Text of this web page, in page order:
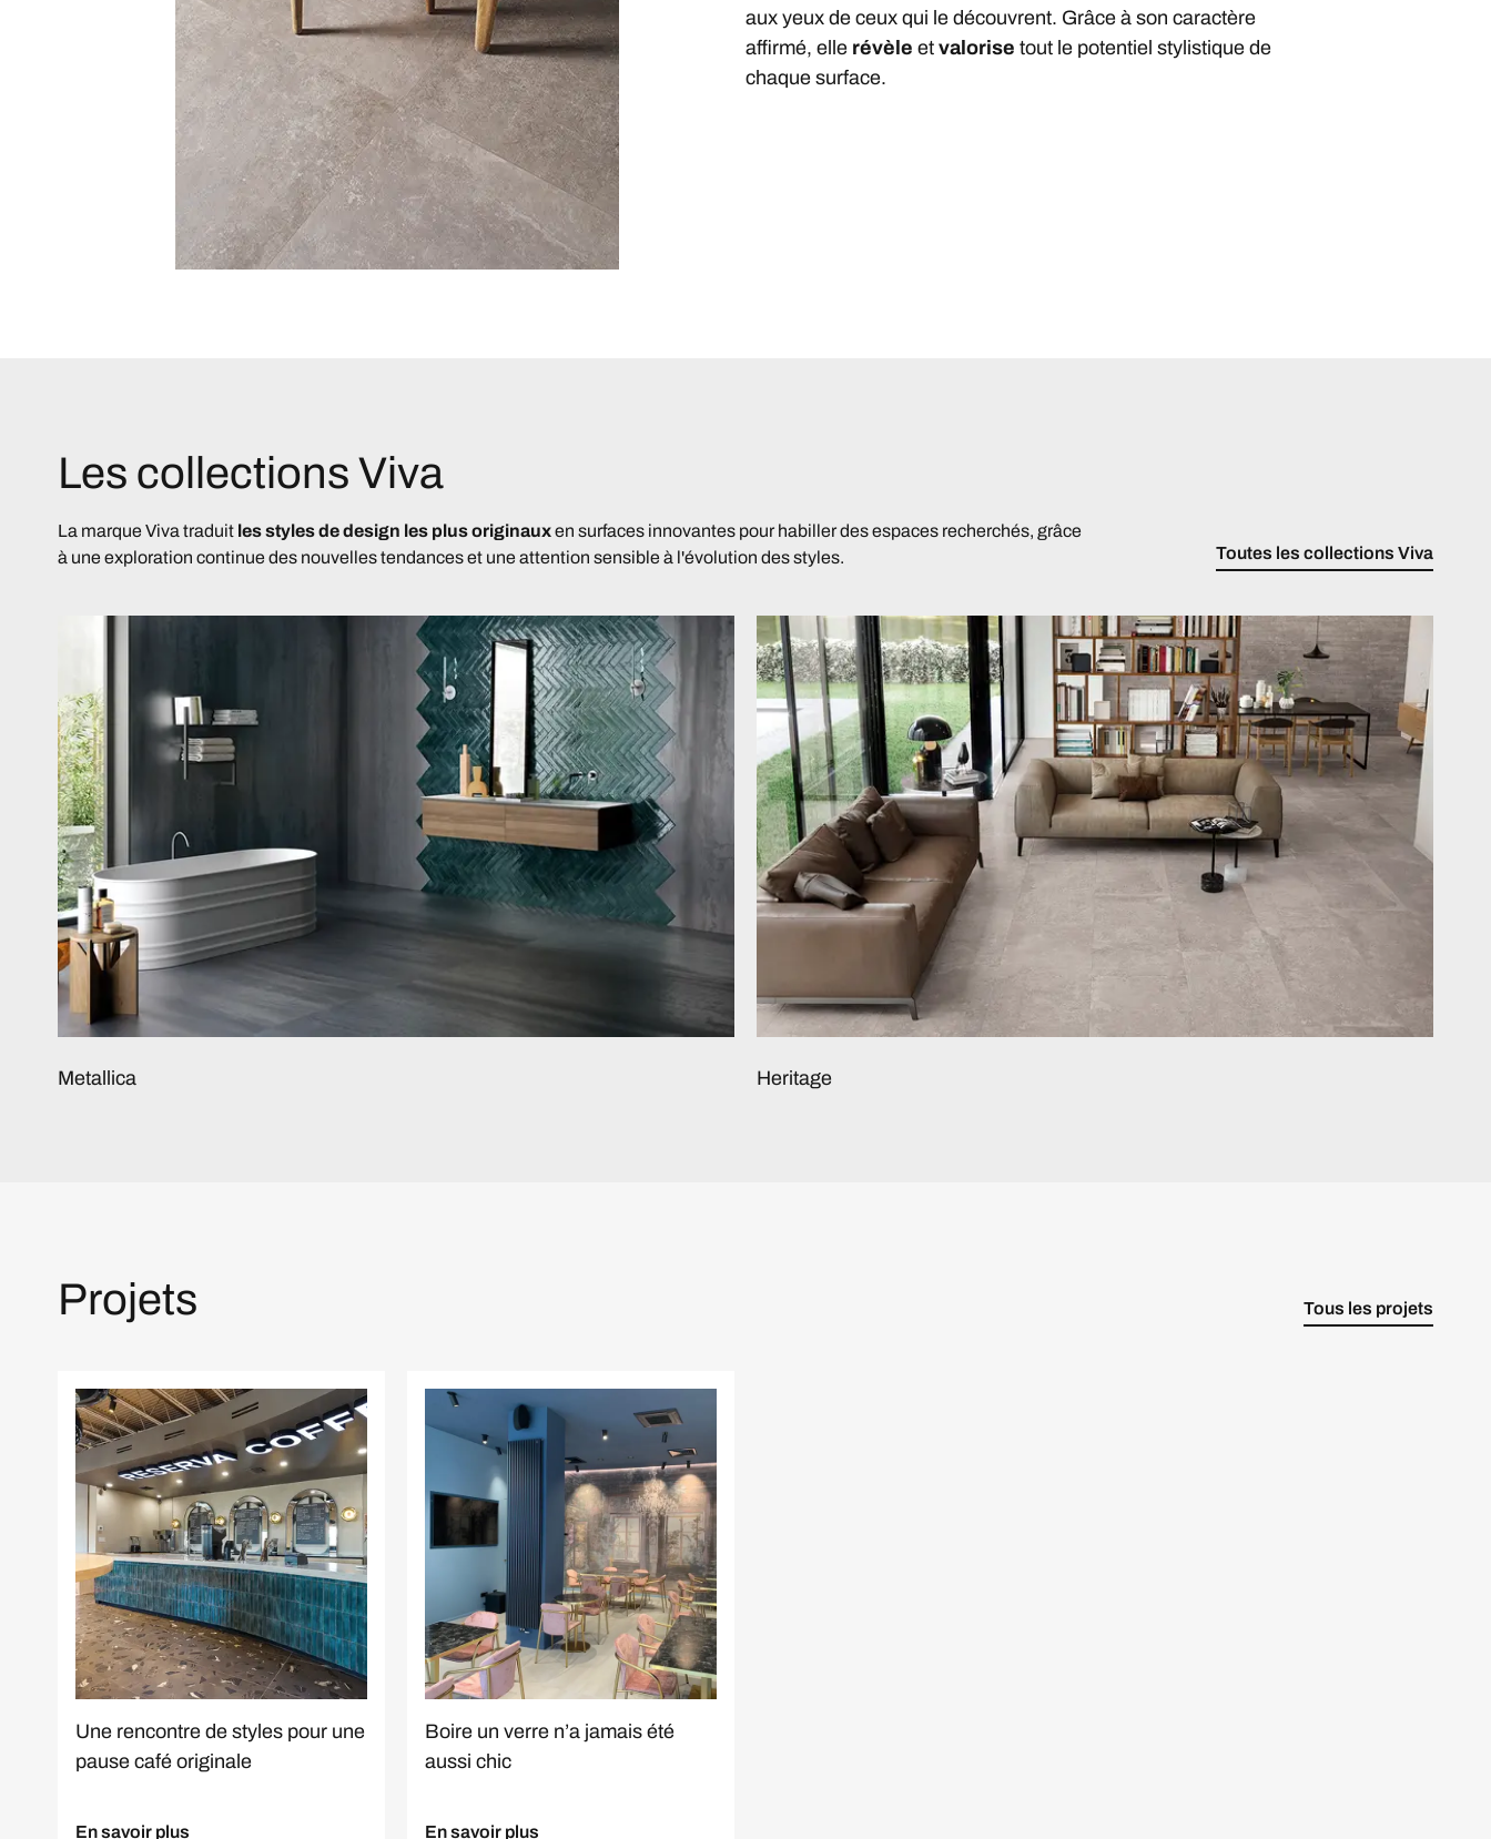
aux yeux de ceux qui le découvrent. Grâce à son caractère
affirmé, elle révèle et valorise tout le potentiel stylistique de
chaque surface.
Les collections Viva
La marque Viva traduit les styles de design les plus originauxen surfaces innovantes pour habiller des espaces recherchés, grâce
à une exploration continue des nouvelles tendances et une attention sensible à l'évolution des styles.
Toutes les collections Viva
Metallica Heritage
Projets Tous les projets
Une rencontre de styles pour une
pause café originale
En savoir plus
Boire un verre n’a jamais été
aussi chic
En savoir plus